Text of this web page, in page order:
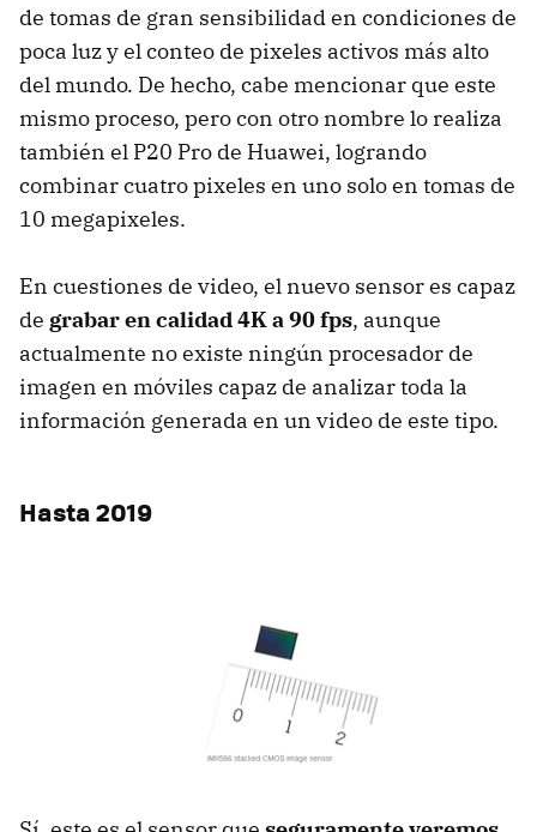
de tomas de gran sensibilidad en condiciones de
poca luz y el conteo de pixeles activos más alto
del mundo. De hecho, cabe mencionar que este
mismo proceso, pero con otro nombre lo realiza
también el P20 Pro de Huawei, logrando
combinar cuatro pixeles en uno solo en tomas de
10 megapixeles.
En cuestiones de video, el nuevo sensor es capaz
de grabar en calidad 4K a 90 fps, aunque
actualmente no existe ningún procesador de
imagen en móviles capaz de analizar toda la
información generada en un video de este tipo.
Hasta 2019